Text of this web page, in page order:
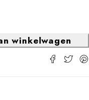
winkelwagen